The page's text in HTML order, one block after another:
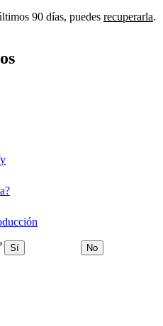
90 días, puedes recuperarla.
Sí No